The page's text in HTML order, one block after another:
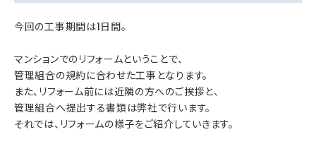
今回の工事期間は1日間。
マンションでのリフォームということで、
管理組合の規約に合わせた工事となります。
また、リフォーム前には近隣の方へのご挨拶と、
管理組合へ提出する書類は弊社で行います。
それでは、リフォームの様子をご紹介していきます。